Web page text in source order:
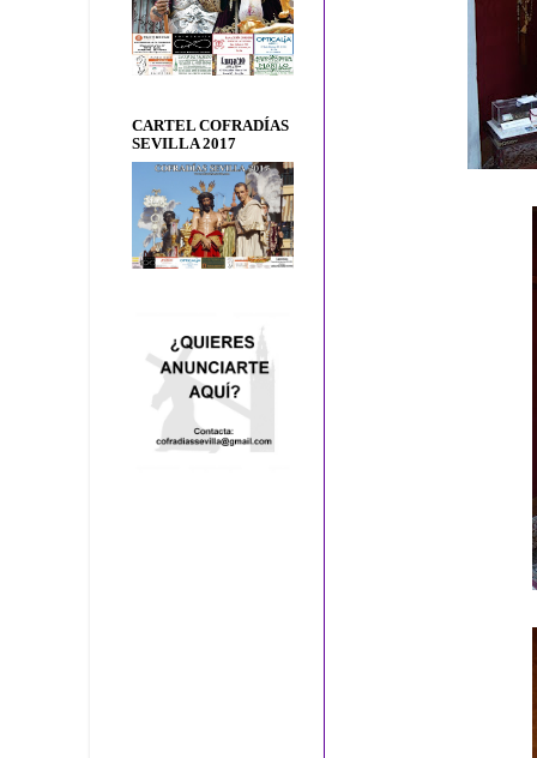
CARTEL COFRADÍAS
SEVILLA 2017